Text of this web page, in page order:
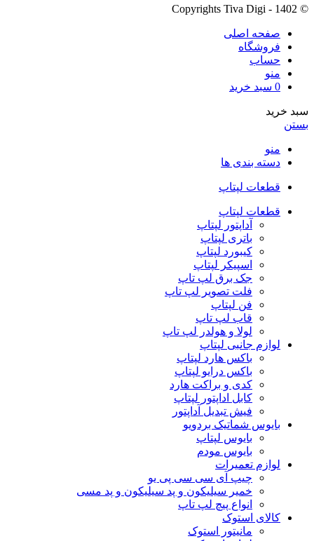
© Copyrights Tiva Digi - 1402
صفحه اصلی
فروشگاه
حساب
منو
0 سبد خرید
سبد خرید
بستن
منو
دسته بندی ها
قطعات لپتاپ
قطعات لپتاپ
آداپتور لپتاپ
باتری لپتاپ
کیبورد لپتاپ
اسپیکر لپتاپ
جک برق لپ تاپ
فلت تصویر لپ تاپ
فن لپتاپ
قاب لپ تاپ
لولا و هولدر لپ تاپ
لوازم جانبی لپتاپ
باکس هارد لپتاپ
باکس درایو لپتاپ
کدی و براکت هارد
کابل اداپتور لپتاپ
فیش تبدیل آداپتور
بایوس شماتیک بردویو
بایوس لپتاپ
بایوس مودم
لوازم تعمیرات
چیپ آی سی سی پی یو
خمیر سیلیکون و پد سیلیکون و پد مسی
انواع پیچ لپ تاپ
کالای استوک
مانیتور استوک